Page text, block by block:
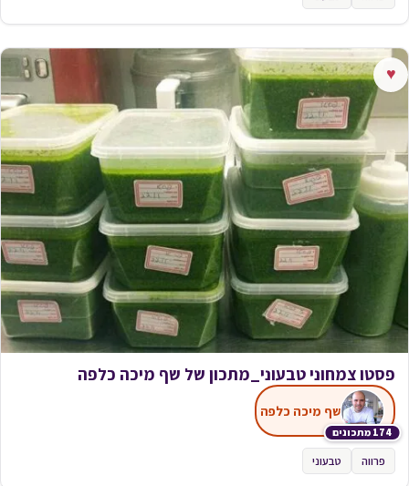
♥
פסטו צמחוני טבעוני_מתכון של שף מיכה כלפה
174 מתכונים
שף מיכה כלפה
פרווה טבעוני